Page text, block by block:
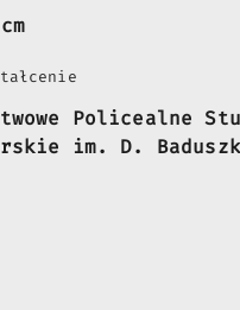
Policealne
im. D.